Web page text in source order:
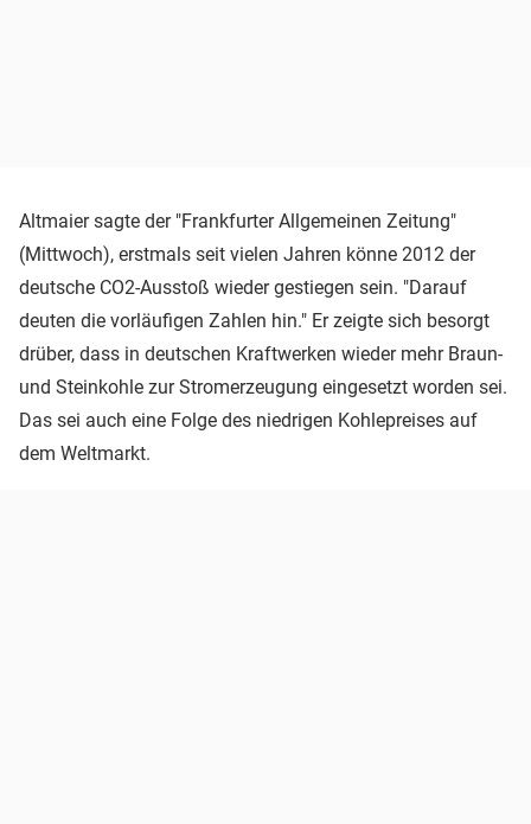
Altmaier sagte der "Frankfurter Allgemeinen Zeitung"
(Mittwoch), erstmals seit vielen Jahren könne 2012 der
deutsche CO2-Ausstoß wieder gestiegen sein. "Darauf
deuten die vorläufigen Zahlen hin." Er zeigte sich besorgt
drüber, dass in deutschen Kraftwerken wieder mehr Braun-
und Steinkohle zur Stromerzeugung eingesetzt worden sei.
Das sei auch eine Folge des niedrigen Kohlepreises auf
dem Weltmarkt.